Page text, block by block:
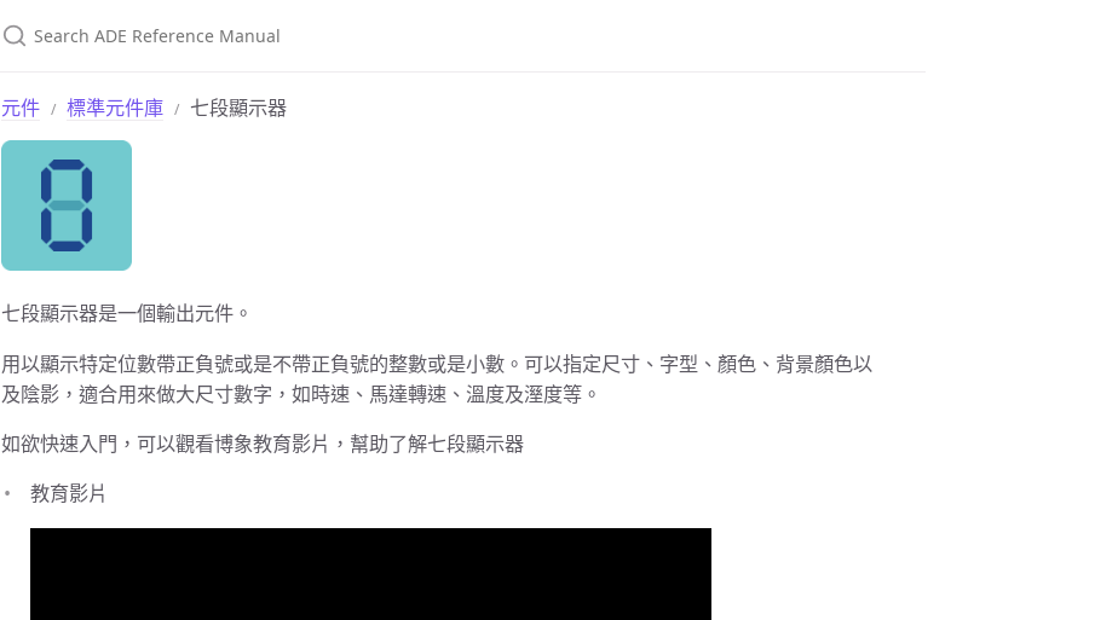
元件 標準元件庫 七段顯示器
七段顯示器是一個輸出元件。
用以顯示特定位數帶正負號或是不帶正負號的整數或是小數。可以指定尺寸、字型、顏色、背景顏色以
及陰影，適合用來做大尺寸數字，如時速、馬達轉速、溫度及溼度等。
如欲快速入門，可以觀看博象教育影片，幫助了解七段顯示器
教育影片